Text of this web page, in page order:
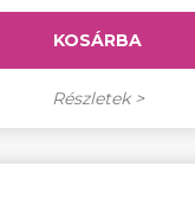
KOSÁRBA
Részletek >